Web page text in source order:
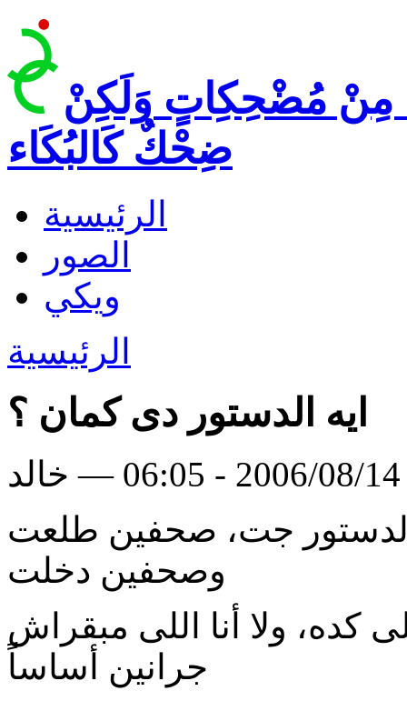
مِنْ مُضْحِكِاتٍ وَلَكِنْ
ضِحْكٌ كَالبُكَاء
الرئيسية
الصور
ويكي
الرئيسية
ايه الدستور دى كمان ؟
الدستور جت، صحفين طلعت
وصحفين دخلت
ولا أنا اللى مبقراش
جرانين أساساً